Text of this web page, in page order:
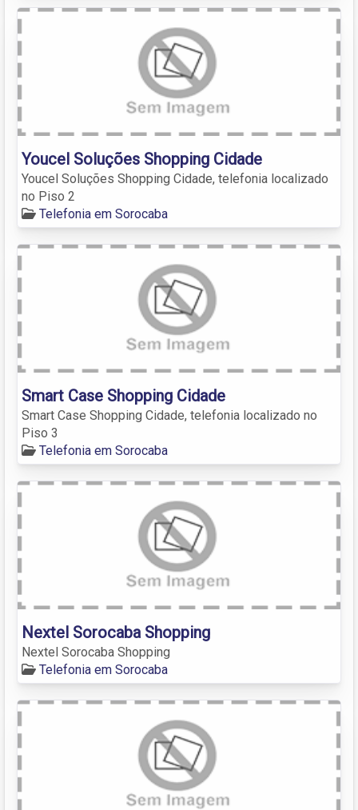
Youcel Soluções Shopping Cidade
Youcel Soluções Shopping Cidade, telefonia localizado
no Piso 2
Telefonia em Sorocaba
Smart Case Shopping Cidade
Smart Case Shopping Cidade, telefonia localizado no
Piso 3
Telefonia em Sorocaba
Nextel Sorocaba Shopping
Nextel Sorocaba Shopping
Telefonia em Sorocaba